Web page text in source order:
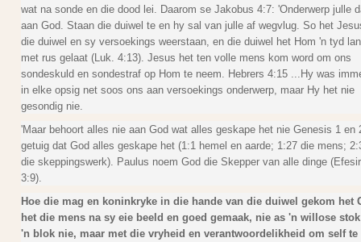
wat na sonde en die dood lei. Daarom se Jakobus 4:7: 'Onderwerp julle
aan God. Staan die duiwel te en hy sal van julle af wegvlug. So het
die duiwel en sy versoekings weerstaan, en die duiwel het Hom 'n tyd
met rus gelaat (Luk. 4:13). Jesus het ten volle mens kom word om ons
sondeskuld en sondestraf op Hom te neem. Hebrers 4:15 ...Hy was
in elke opsig net soos ons aan versoekings onderwerp, maar Hy het nie
gesondig nie.
'Maar behoort alles nie aan God wat alles geskape het nie Genesis 1 en
getuig dat God alles geskape het (1:1 hemel en aarde; 1:27 die mens;
die skeppingswerk). Paulus noem God die Skepper van alle dinge
3:9).
Hoe die mag en koninkryke in die hande van die duiwel gekom het
het die mens na sy eie beeld en goed gemaak, nie as 'n willose
'n blok nie, maar met die vryheid en verantwoordelikheid om self te